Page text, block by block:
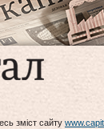
зміст сайту